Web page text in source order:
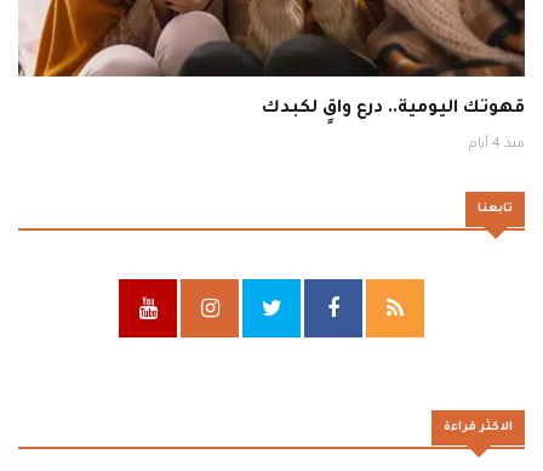
قهوتك اليومية.. درع واقٍ لكبدك
منذ 4 أيام
تابعنا
الاكثر قراءة